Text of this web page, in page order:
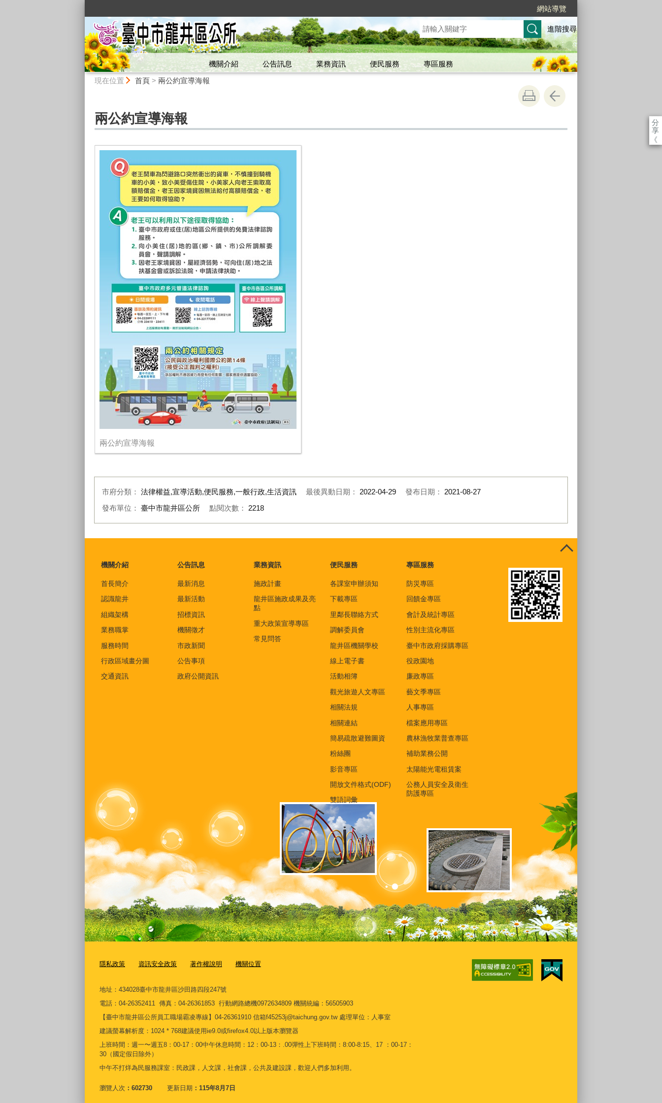
網站導覽
進階搜尋
機關介紹 公告訊息 業務資訊 便民服務
專區服務
現在位置 首頁> 兩公約宣導海報
分
享
《
兩公約宣導海報
兩公約宣導海報
市府分類： 法律權益,宣導活動,便民服務,一般行政,生活資訊 最後異動日期： 2022-04-29 發布日期： 2021-08-27
發布單位： 臺中市龍井區公所 點閱次數： 2218
機關介紹
首長簡介
認識龍井
組織架構
業務職掌
服務時間
行政區域畫分圖
交通資訊
公告訊息
最新消息
最新活動
招標資訊
機關徵才
市政新聞
公告事項
政府公開資訊
業務資訊
施政計畫
龍井區施政成果及亮
點
重大政策宣導專區
常見問答
便民服務
各課室申辦須知
下載專區
里鄰長聯絡方式
調解委員會
龍井區機關學校
線上電子書
活動相簿
觀光旅遊人文專區
相關法規
相關連結
簡易疏散避難圖資
粉絲團
影音專區
開放文件格式(ODF)
雙語詞彙
專區服務
防災專區
回饋金專區
會計及統計專區
性別主流化專區
臺中市政府採購專區
役政園地
廉政專區
藝文季專區
人事專區
檔案應用專區
農林漁牧業普查專區
補助業務公開
太陽能光電租賃案
公務人員安全及衛生
防護專區
隱私政策 資訊安全政策 著作權說明 機關位置
地址：434028臺中市龍井區沙田路四段247號
電話：04-26352411 傳真：04-26361853 行動網路總機0972634809 機關統編：56505903
【臺中市龍井區公所員工職場霸凌專線】04-26361910 信箱f45253j@taichung.gov.tw 處理單位：人事室
建議螢幕解析度：1024 * 768建議使用ie9.0或firefox4.0以上版本瀏覽器
上班時間：週一〜週五8：00-17：00中午休息時間：12：00-13：.00彈性上下班時間：8:00-8:15、17 ：00-17：
30（國定假日除外）
中午不打烊為民服務課室：民政課，人文課，社會課，公共及建設課，歡迎人們多加利用。
瀏覽人次 602730 更新日期 115年8月7日